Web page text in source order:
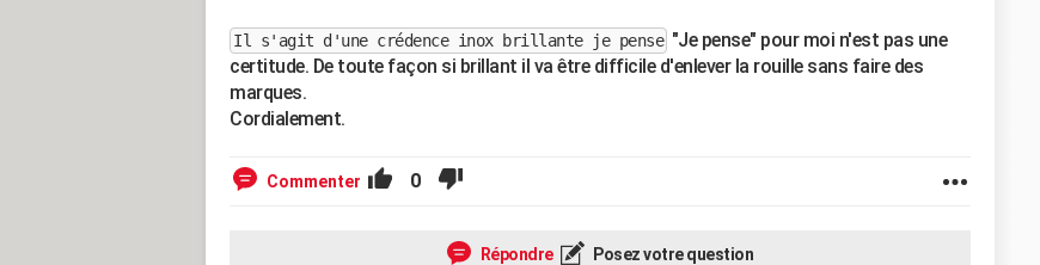
Il s'agit d'une crédence inox brillante je pense "Je pense" pour moi n'est pas une
certitude. De toute façon si brillant il va être difficile d'enlever la rouille sans faire des
marques.
Cordialement.
Commenter 0
Répondre Posez votre question